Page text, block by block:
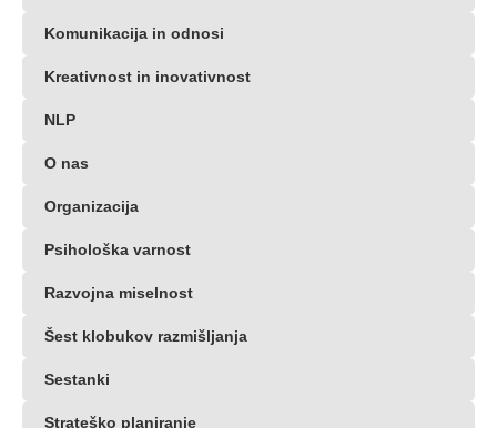
Komunikacija in odnosi
Kreativnost in inovativnost
NLP
O nas
Organizacija
Psihološka varnost
Razvojna miselnost
Šest klobukov razmišljanja
Sestanki
Strateško planiranje